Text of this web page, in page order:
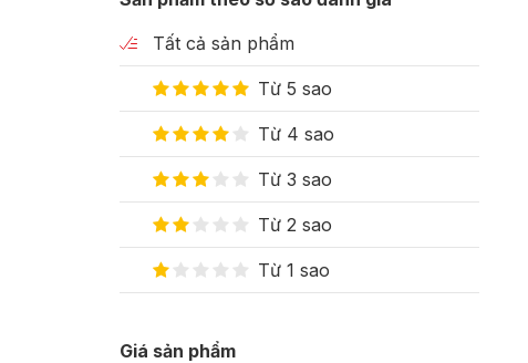
Tất cả sản phẩm
Từ 5 sao
Từ 4 sao
Từ 3 sao
Từ 2 sao
Từ 1 sao
Giá sản phẩm